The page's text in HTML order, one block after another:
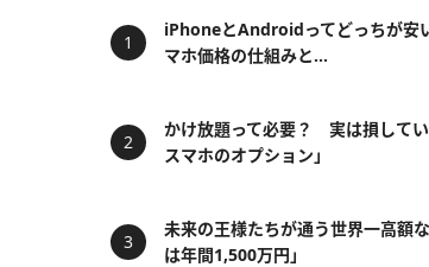
iPhoneとAndroidってどっちが
マホ価格の仕組みと...
かけ放題って必要？ 実は損して
スマホのオプション」
未来の王様たちが通う世界一高額
は年間1,500万円」